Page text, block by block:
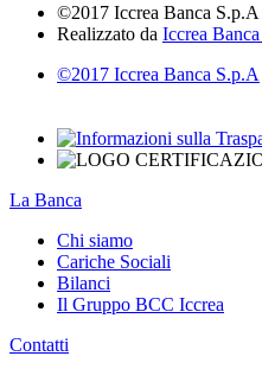
©2017 Iccrea Banca S.p.A
Realizzato da Iccrea
©2017 Iccrea Banca S.p.A
La Banca
Chi siamo
Cariche Sociali
Bilanci
Il Gruppo BCC Iccrea
Contatti